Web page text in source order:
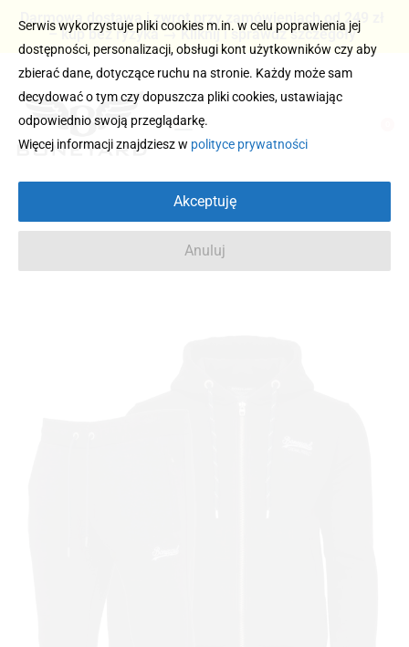
Darmowa dostawa i zwrot przy zamówieniach od 249 zł
– kup bez ryzyka → Kliknij i sprawdź szczegóły
Serwis wykorzystuje pliki cookies m.in. w celu poprawienia jej
dostępności, personalizacji, obsługi kont użytkowników czy aby
zbierać dane, dotyczące ruchu na stronie. Każdy może sam
decydować o tym czy dopuszcza pliki cookies, ustawiając
odpowiednio swoją przeglądarkę.
Więcej informacji znajdziesz w polityce prywatności
Akceptuję
Anuluj